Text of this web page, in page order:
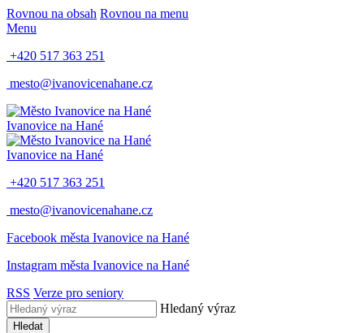
Rovnou na obsah Rovnou na menu
Menu
+420 517 363 251
mesto@ivanovicenahane.cz
Ivanovice na Hané
Ivanovice na Hané
+420 517 363 251
mesto@ivanovicenahane.cz
Facebook města Ivanovice na Hané
Instagram města Ivanovice na Hané
RSS Verze pro seniory
Hledaný výraz
Hledat